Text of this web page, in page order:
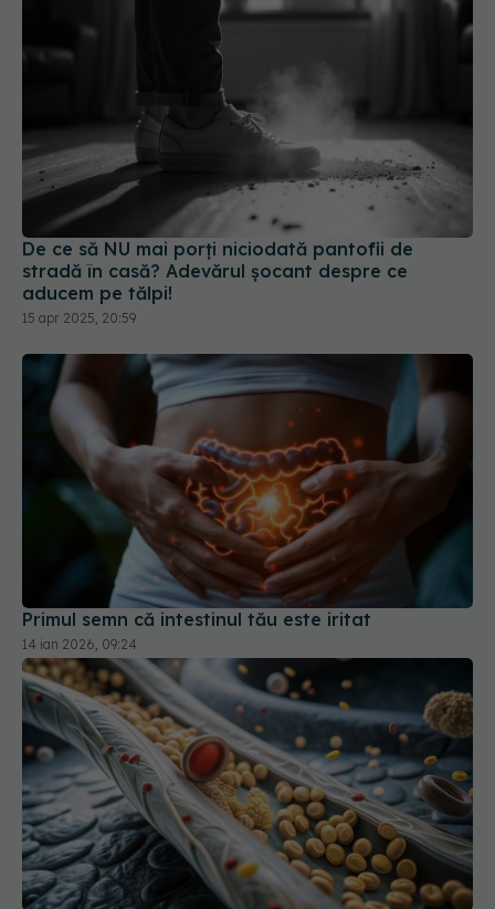
De ce să NU mai porți niciodată pantofii de
stradă în casă? Adevărul șocant despre ce
aducem pe tălpi!
15 apr 2025, 20:59
Primul semn că intestinul tău este iritat
14 ian 2026, 09:24